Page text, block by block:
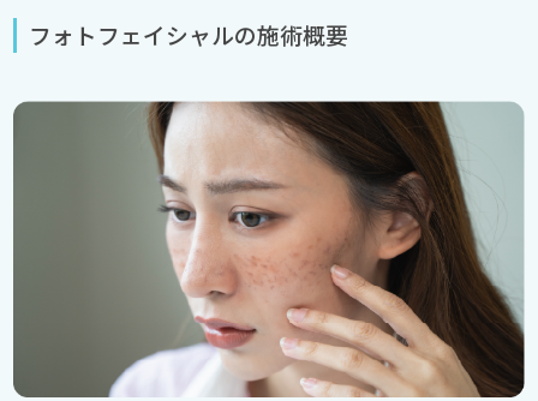
フォトフェイシャルの施術概要